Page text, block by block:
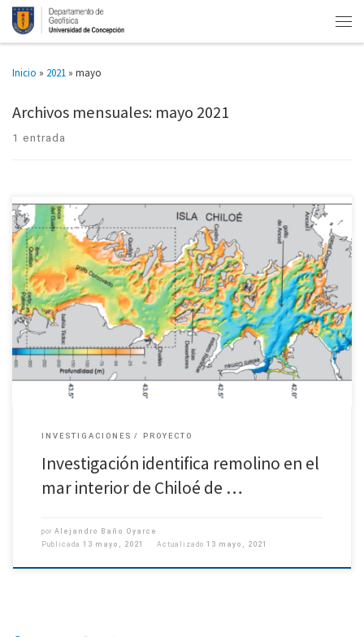
Inicio » 2021 » mayo
Archivos mensuales: mayo 2021
1 entrada
Tesis de geofísico de U. de Concepción detectó evento marino que crece en
verano. Los grandes remolinos provocan diversos procesos oceánicos,
como modificar el nivel del mar, transportar calor y […]
INVESTIGACIONES PROYECTO
Investigación identifica remolino en el
mar interior de Chiloé de …
por Alejandro Baño Oyarce
Publicada 13 mayo, 2021 Actualizado 13 mayo, 2021